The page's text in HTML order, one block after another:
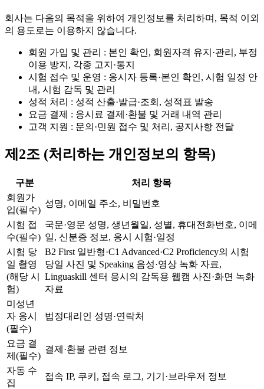
회사는 다음의 목적을 위하여 개인정보를 처리하며, 목적 이외
의 용도로는 이용하지 않습니다.
회원 가입 및 관리 : 본인 확인, 회원자격 유지·관리, 부정
이용 방지, 각종 고지·통지
시험 접수 및 운영 : 응시자 등록·본인 확인, 시험 일정 안
내, 시험 감독 및 관리
성적 처리 : 성적 산출·발급·조회, 성적표 발송
요금 결제 : 응시료 결제·환불 및 거래 내역 관리
고객 지원 : 문의·민원 접수 및 처리, 공지사항 전달
제2조 (처리하는 개인정보의 항목)
구분
처리 항목
회원가
입(필수)
성명, 이메일 주소, 비밀번호
시험 접
수(필수)
국문·영문 성명, 생년월일, 성별, 휴대전화번호, 이메
일, 신분증 정보, 응시 시험·일정
시험 당
일 촬영
(해당 시
험)
B2 First 일반형·C1 Advanced·C2 Proficiency의 시험
당일 사진 및 Speaking 음성·영상 녹화 자료,
Linguaskill 센터 응시의 감독용 웹캠 사진·화면 녹화
자료
미성년
자 응시
(필수)
법정대리인 성명·연락처
요금 결
제(필수)
결제·환불 관련 정보
자동 수
집
접속 IP, 쿠키, 접속 로그, 기기·브라우저 정보